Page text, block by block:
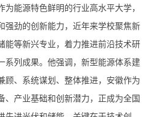
为能源特色鲜明的行业高水平大学，
强劲的创新能力，近年来学校聚焦新
能等新兴专业，着力推进前沿技术研
系列成果。他强调，新型能源体系建
顾、系统谋划、整体推进，安徽作为
、产业基础和创新潜力，正成为全国